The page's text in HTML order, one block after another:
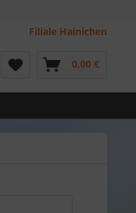
Filiale Hainichen
0,00 €